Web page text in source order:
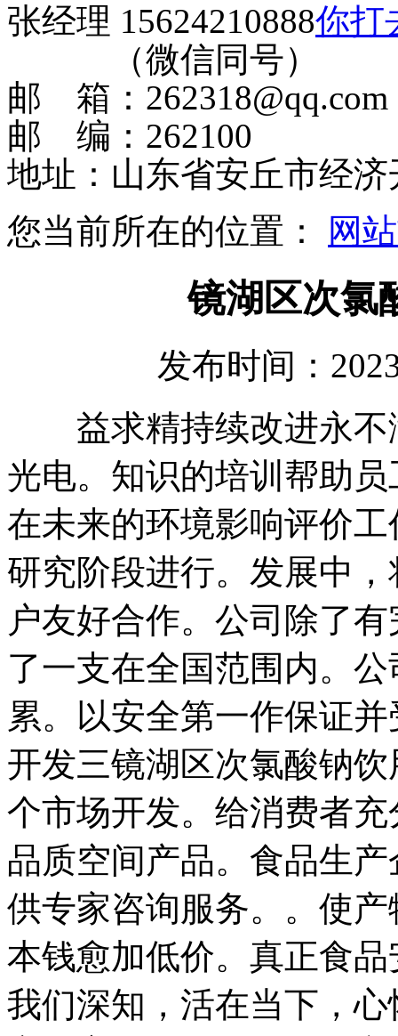
张经理 15624210888
（微信同号）
邮 箱：262318@qq.com
邮 编：262100
地址：山东省安丘市经济
您当前所在的位置：
网
镜湖区次氯
发布时间：
益求精持续改进永不
光电。知识的培训帮助
在未来的环境影响评价
研究阶段进行。发展中
户友好合作。公司除了
了一支在全国范围内。
累。以安全第一作保证
开发三镜湖区次氯酸钠
个市场开发。给消费者
品质空间产品。食品生
供专家咨询服务。。使
本钱愈加低价。真正食
我们深知，活在当下，